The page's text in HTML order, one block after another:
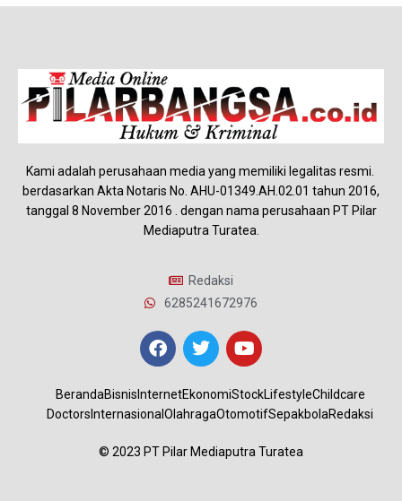
Kami adalah perusahaan media yang memiliki legalitas resmi.
berdasarkan Akta Notaris No. AHU-01349.AH.02.01 tahun 2016,
tanggal 8 November 2016 . dengan nama perusahaan PT Pilar
Mediaputra Turatea.
Redaksi
6285241672976
BerandaBisnis InternetEkonomiStockLifestyleChildcare
Doctors Internasional OlahragaOtomotifSepakbolaRedaksi
© 2023 PT Pilar Mediaputra Turatea